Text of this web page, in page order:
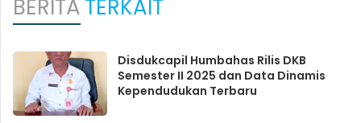
BERITATERKAIT
Disdukcapil Humbahas Rilis DKB
Semester II 2025 dan Data Dinamis
Kependudukan Terbaru